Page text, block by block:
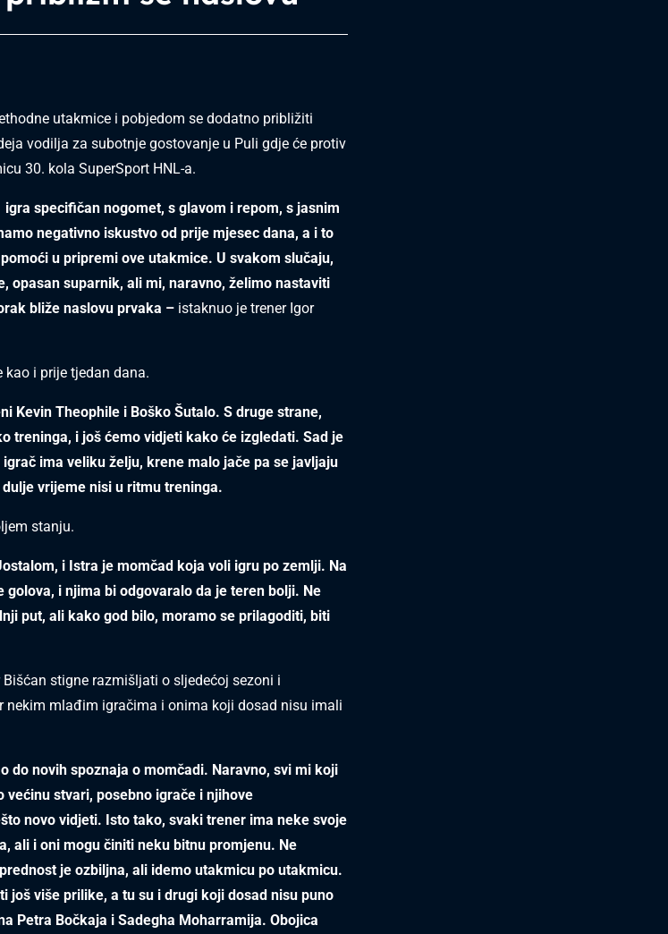
utakmice i pobjedom se dodatno približiti
vodilja za subotnje gostovanje u Puli gdje će protiv
30. kola SuperSport HNL-a.
specifičan nogomet, s glavom i repom, s jasnim
negativno iskustvo od prije mjesec dana, a i to
u pripremi ove utakmice. U svakom slučaju,
opasan suparnik, ali mi, naravno, želimo nastaviti
bliže naslovu prvaka – istaknuo je trener Igor
i prije tjedan dana.
Kevin Theophile i Boško Šutalo. S druge strane,
treninga, i još ćemo vidjeti kako će izgledati. Sad je
ima veliku želju, krene malo jače pa se javljaju
vrijeme nisi u ritmu treninga.
stanju.
i Istra je momčad koja voli igru po zemlji. Na
i njima bi odgovaralo da je teren bolji. Ne
put, ali kako god bilo, moramo se prilagoditi, biti
stigne razmišljati o sljedećoj sezoni i
nekim mlađim igračima i onima koji dosad nisu imali
do novih spoznaja o momčadi. Naravno, svi mi koji
većinu stvari, posebno igrače i njihove
novo vidjeti. Isto tako, svaki trener ima neke svoje
ali i oni mogu činiti neku bitnu promjenu. Ne
je ozbiljna, ali idemo utakmicu po utakmicu.
još više prilike, a tu su i drugi koji dosad nisu puno
Petra Bočkaja i Sadegha Moharramija. Obojica